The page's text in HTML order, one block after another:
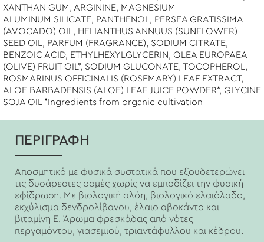
XANTHAN GUM, ARGININE, MAGNESIUM
ALUMINUM SILICATE, PANTHENOL, PERSEA GRATISSIMA
(AVOCADO) OIL, HELIANTHUS ANNUUS (SUNFLOWER)
SEED OIL, PARFUM (FRAGRANCE), SODIUM CITRATE,
BENZOIC ACID, ETHYLHEXYLGLYCERIN, OLEA EUROPAEA
(OLIVE) FRUIT OIL*, SODIUM GLUCONATE, TOCOPHEROL,
ROSMARINUS OFFICINALIS (ROSEMARY) LEAF EXTRACT,
ALOE BARBADENSIS (ALOE) LEAF JUICE POWDER*, GLYCINE
SOJA OIL *Ingredients from organic cultivation
ΠΕΡΙΓΡΑΦΗ
Αποσμητικό με φυσικά συστατικά που εξουδετερώνει
τις δυσάρεστες οσμές χωρίς να εμποδίζει την φυσική
εφίδρωση. Με βιολογική αλόη, βιολογικό ελαιόλαδο,
εκχύλισμα δενδρολίβανου, έλαιο αβοκάντο και
βιταμίνη Ε. Άρωμα φρεσκάδας από νότες
περγαμόντου, γιασεμιού, τριαντάφυλλου και κέδρου.